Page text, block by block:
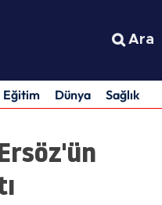
Ara
Eğitim Dünya Sağlık